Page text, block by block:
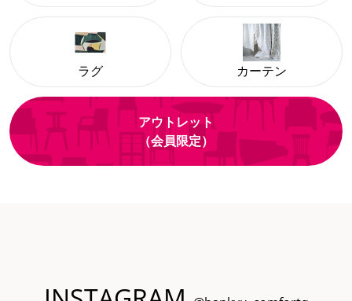
ラグ カーテン
アウトレット
（会員限定）